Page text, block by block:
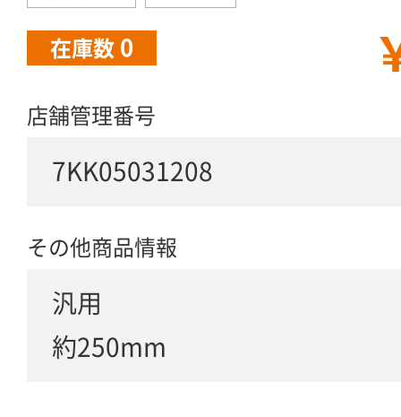
在庫数 0
店舗管理番号
7KK05031208
その他商品情報
汎用
約250mm